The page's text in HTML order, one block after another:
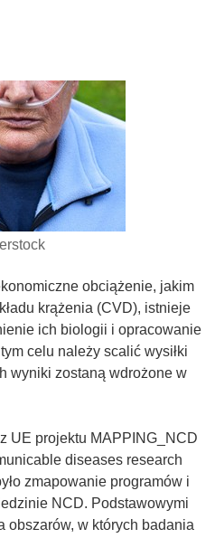
obciążenie, jakim
krążenia (CVD), istnieje
ich biologii i opracowanie
celu należy scalić wysiłki
wyniki zostaną wdrożone w
UE projektu MAPPING_NCD
diseases research
zmapowanie programów i
NCD. Podstawowymi
obszarów, w których badania